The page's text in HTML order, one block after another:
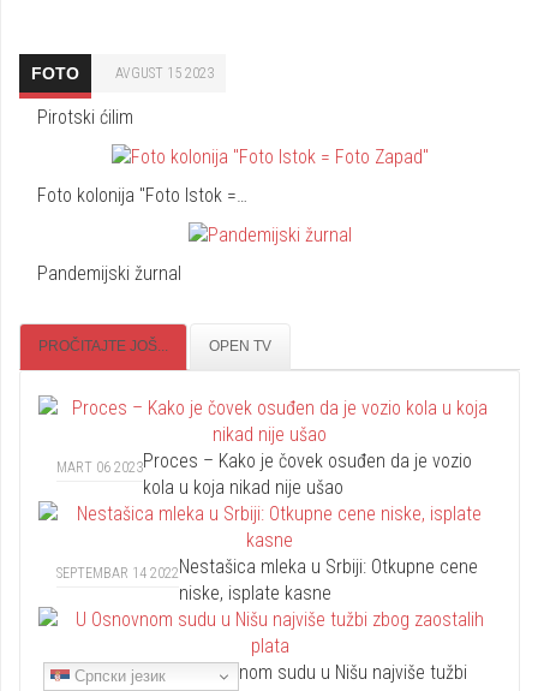
Српски језик
FOTO AVGUST 15 2023
Pirotski ćilim
Foto kolonija "Foto Istok =…
Pandemijski žurnal
PROČITAJTE JOŠ... OPEN TV
MART 06 2023Proces – Kako je čovek osuđen da je vozio
kola u koja nikad nije ušao
SEPTEMBAR 14 2022Nestašica mleka u Srbiji: Otkupne cene
niske, isplate kasne
DECEMBAR 25 2018
U Osnovnom sudu u Nišu najviše tužbi